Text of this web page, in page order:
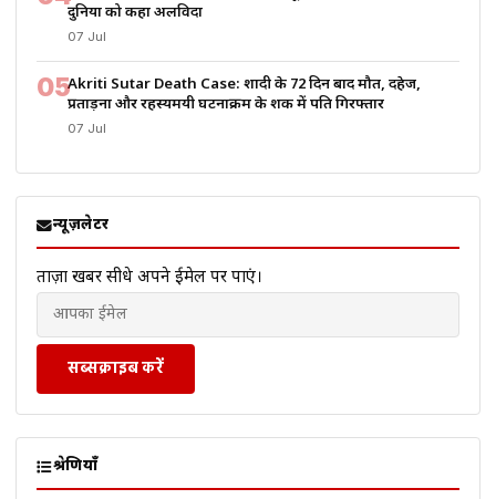
दुनिया को कहा अलविदा
07 Jul
05Akriti Sutar Death Case: शादी के 72 दिन बाद मौत, दहेज,
प्रताड़ना और रहस्यमयी घटनाक्रम के शक में पति गिरफ्तार
07 Jul
न्यूज़लेटर
ताज़ा खबरें सीधे अपने ईमेल पर पाएं।
सब्सक्राइब करें
श्रेणियाँ